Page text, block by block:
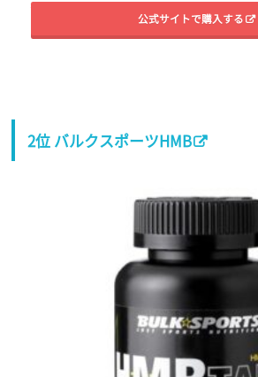
公式サイトで購入する
2位 バルクスポーツHMB